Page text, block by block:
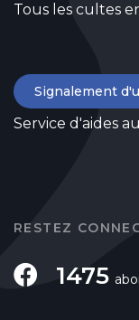
Tous les cultes
Signalement
Service d'aides
RESTEZ
1475